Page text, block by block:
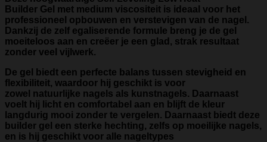
Builder Gel met medium viscositeit is ideaal voor het
professioneel opbouwen en verstevigen van de nagel.
Dankzij de zelf egaliserende formule breng je de gel
moeiteloos aan en creëer je een glad, strak resultaat
zonder veel vijlwerk.
De gel biedt een perfecte balans tussen stevigheid en
flexibiliteit, waardoor hij geschikt is voor
zowel natuurlijke nagels als kunstnagels. Daarnaast
voelt hij licht en comfortabel aan en blijft de kleur
langdurig mooi zonder te vergelen. Daarnaast biedt deze
builder gel een sterke hechting, zelfs op moeilijke nagels,
en is hij geschikt voor alle nageltypes